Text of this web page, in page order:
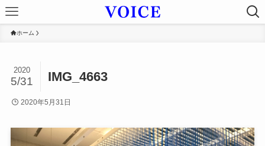
ホーム
IMG_4663
2020
5/31
2020年5月31日